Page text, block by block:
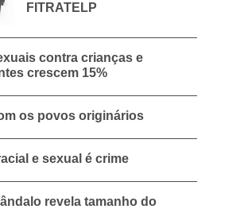
FITRATELP
contra crianças e
crescem 15%
os povos originários
e sexual é crime
revela tamanho do